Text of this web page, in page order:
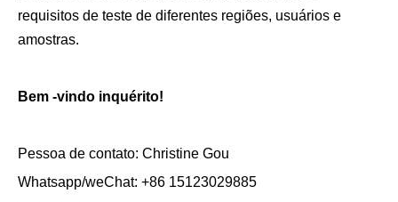
requisitos de teste de diferentes regiões, usuários e
amostras.
Bem -vindo inquérito!
Pessoa de contato: Christine Gou
Whatsapp/weChat: +86 15123029885